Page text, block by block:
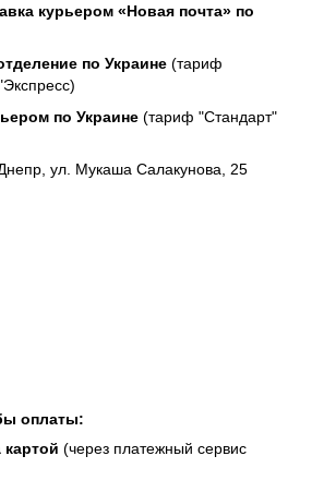
курьером «Новая почта» по
по Украине (тариф
по Украине (тариф "Стандарт"
Днепр, ул. Мукаша Салакунова, 25
оплаты:
(через платежный сервис